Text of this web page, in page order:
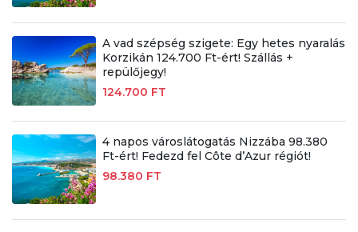
A vad szépség szigete: Egy hetes nyaralás
Korzikán 124.700 Ft-ért! Szállás +
repülőjegy!
124.700 FT
4 napos városlátogatás Nizzába 98.380
Ft-ért! Fedezd fel Côte d’Azur régiót!
98.380 FT